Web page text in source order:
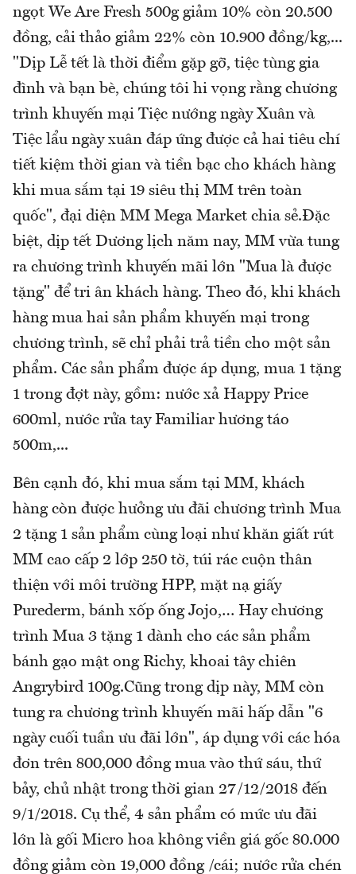
ngọt We Are Fresh 500g giảm 10% còn 20.500
đồng, cải thảo giảm 22% còn 10.900 đồng/kg,...
"Dịp Lễ tết là thời điểm gặp gỡ, tiệc tùng gia
đình và bạn bè, chúng tôi hi vọng rằng chương
trình khuyến mại Tiệc nướng ngày Xuân và
Tiệc lẩu ngày xuân đáp ứng được cả hai tiêu chí
tiết kiệm thời gian và tiền bạc cho khách hàng
khi mua sắm tại 19 siêu thị MM trên toàn
quốc", đại diện MM Mega Market chia sẻ.Đặc
biệt, dịp tết Dương lịch năm nay, MM vừa tung
ra chương trình khuyến mãi lớn "Mua là được
tặng" để tri ân khách hàng. Theo đó, khi khách
hàng mua hai sản phẩm khuyến mại trong
chương trình, sẽ chỉ phải trả tiền cho một sản
phẩm. Các sản phẩm được áp dụng, mua 1 tặng
1 trong đợt này, gồm: nước xả Happy Price
600ml, nước rửa tay Familiar hương táo
500m,...
Bên cạnh đó, khi mua sắm tại MM, khách
hàng còn được hưởng ưu đãi chương trình Mua
2 tặng 1 sản phẩm cùng loại như khăn giất rút
MM cao cấp 2 lớp 250 tờ, túi rác cuộn thân
thiện với môi trường HPP, mặt nạ giấy
Purederm, bánh xốp ống Jojo,… Hay chương
trình Mua 3 tặng 1 dành cho các sản phẩm
bánh gạo mật ong Richy, khoai tây chiên
Angrybird 100g.Cũng trong dịp này, MM còn
tung ra chương trình khuyến mãi hấp dẫn "6
ngày cuối tuần ưu đãi lớn", áp dụng với các hóa
đơn trên 800,000 đồng mua vào thứ sáu, thứ
bảy, chủ nhật trong thời gian 27/12/2018 đến
9/1/2018. Cụ thể, 4 sản phẩm có mức ưu đãi
lớn là gối Micro hoa không viền giá gốc 80.000
đồng giảm còn 19,000 đồng /cái; nước rửa chén